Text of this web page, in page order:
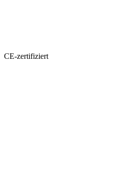
CE-zertifiziert